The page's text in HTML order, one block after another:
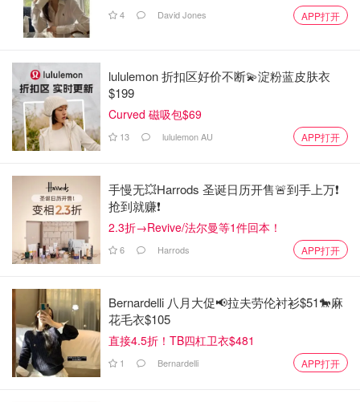
4 David Jones APP打开
lululemon 折扣区好价不断💫淀粉蓝皮肤衣
$199
Curved 磁吸包$69
13 lululemon AU APP打开
手慢无💥Harrods 圣诞日历开售🚨到手上万❗️
抢到就赚❗️
2.3折→Revive/法尔曼等1件回本！
6 Harrods APP打开
Bernardelli 八月大促📢拉夫劳伦衬衫$51🐎麻
花毛衣$105
直接4.5折！TB四杠卫衣$481
1 Bernardelli APP打开